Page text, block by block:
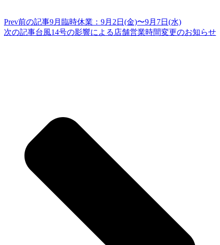
Prev前の記事9月臨時休業：9月2日(金)〜9月7日(水)
次の記事台風14号の影響による店舗営業時間変更のお知らせ